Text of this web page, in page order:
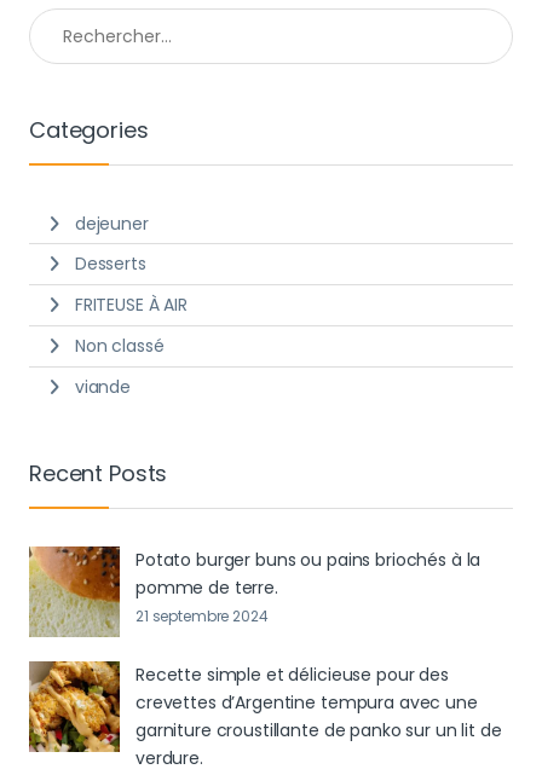
Rechercher :
Categories
dejeuner
Desserts
FRITEUSE À AIR
Non classé
viande
Recent Posts
Potato burger buns ou pains briochés à la
pomme de terre.
21 septembre 2024
Recette simple et délicieuse pour des
crevettes d’Argentine tempura avec une
garniture croustillante de panko sur un lit de
verdure.